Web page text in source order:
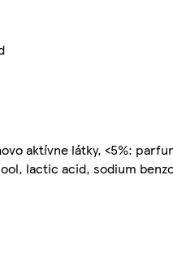
aktívne látky, <5%:
lactic acid, sodium